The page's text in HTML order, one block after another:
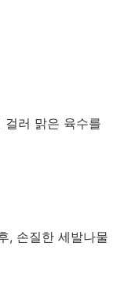
걸러 맑은 육수를
, 손질한 세발나물